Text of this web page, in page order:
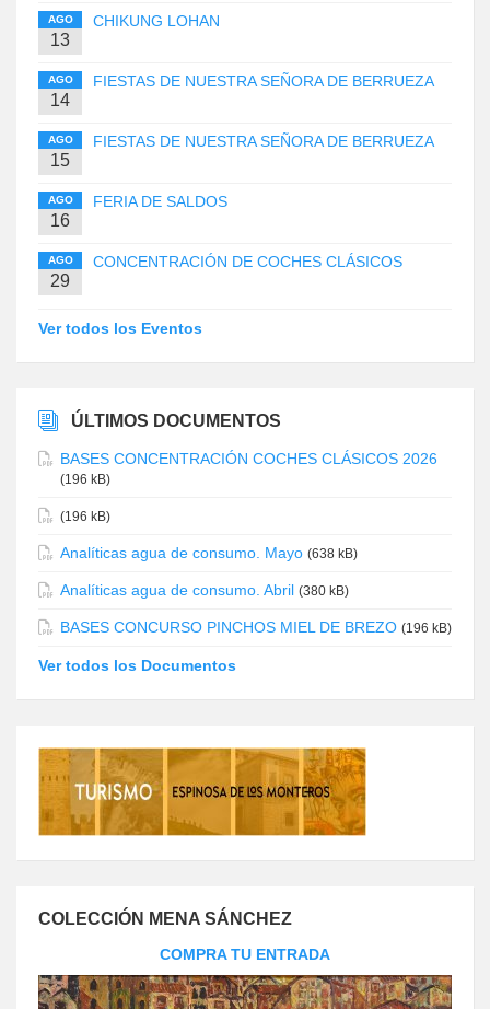
AGO
13
CHIKUNG LOHAN
AGO
14
FIESTAS DE NUESTRA SEÑORA DE BERRUEZA
AGO
15
FIESTAS DE NUESTRA SEÑORA DE BERRUEZA
AGO
16
FERIA DE SALDOS
AGO
29
CONCENTRACIÓN DE COCHES CLÁSICOS
Ver todos los Eventos
ÚLTIMOS DOCUMENTOS
BASES CONCENTRACIÓN COCHES CLÁSICOS 2026
(196 kB)
(196 kB)
Analíticas agua de consumo. Mayo (638 kB)
Analíticas agua de consumo. Abril (380 kB)
BASES CONCURSO PINCHOS MIEL DE BREZO (196 kB)
Ver todos los Documentos
COLECCIÓN MENA SÁNCHEZ
COMPRA TU ENTRADA